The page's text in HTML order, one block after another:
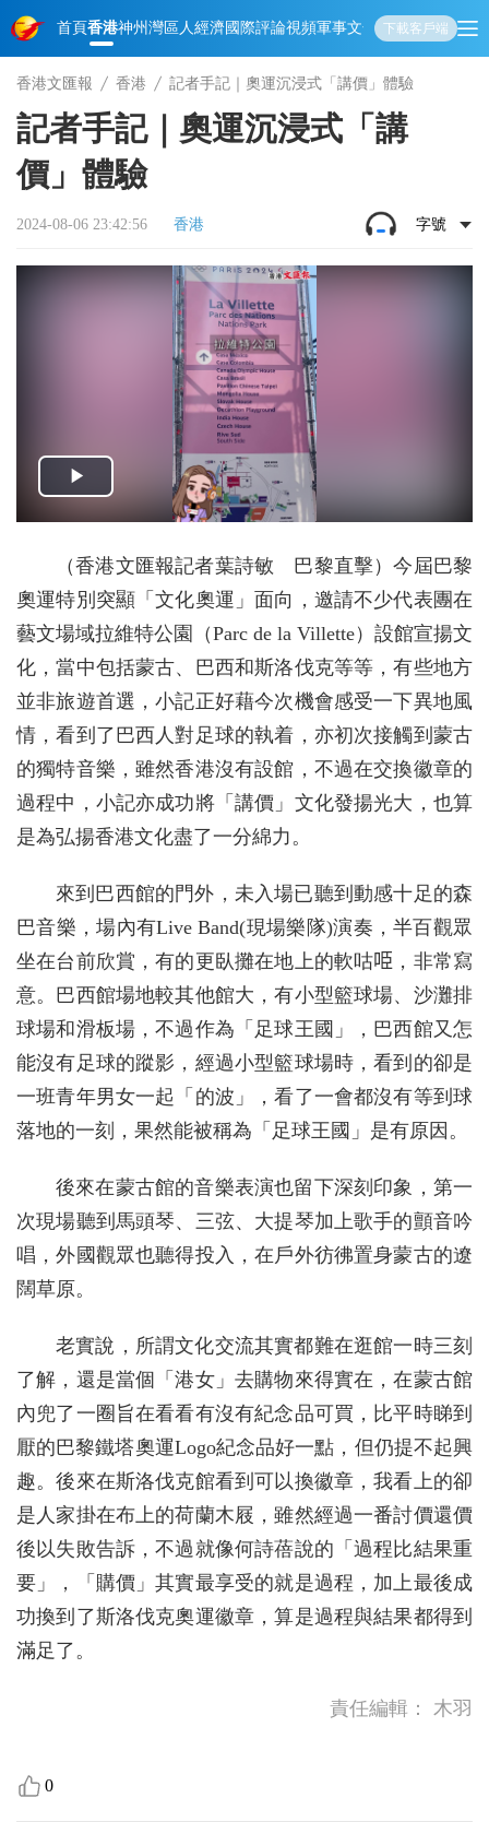
首頁香港神州 灣區人經濟國際評論視頻軍事文化 娛樂生活教育體
下載客戶端
香港文匯報 香港 記者手記｜奧運沉浸式「講價」體驗
記者手記｜奧運沉浸式「講
價」體驗
2024-08-06 23:42:56 香港 字號
（香港文匯報記者葉詩敏 巴黎直擊）今屆巴黎
奧運特別突顯「文化奧運」面向，邀請不少代表團在
藝文場域拉維特公園（Parc de la Villette）設館宣揚文
化，當中包括蒙古、巴西和斯洛伐克等等，有些地方
並非旅遊首選，小記正好藉今次機會感受一下異地風
情，看到了巴西人對足球的執着，亦初次接觸到蒙古
的獨特音樂，雖然香港沒有設館，不過在交換徽章的
過程中，小記亦成功將「講價」文化發揚光大，也算
是為弘揚香港文化盡了一分綿力。
來到巴西館的門外，未入場已聽到動感十足的森
巴音樂，場內有Live Band(現場樂隊)演奏，半百觀眾
坐在台前欣賞，有的更臥攤在地上的軟咕𠱸，非常寫
意。巴西館場地較其他館大，有小型籃球場、沙灘排
球場和滑板場，不過作為「足球王國」，巴西館又怎
能沒有足球的蹤影，經過小型籃球場時，看到的卻是
一班青年男女一起「的波」，看了一會都沒有等到球
落地的一刻，果然能被稱為「足球王國」是有原因。
後來在蒙古館的音樂表演也留下深刻印象，第一
次現場聽到馬頭琴、三弦、大提琴加上歌手的顫音吟
唱，外國觀眾也聽得投入，在戶外彷彿置身蒙古的遼
闊草原。
老實說，所謂文化交流其實都難在逛館一時三刻
了解，還是當個「港女」去購物來得實在，在蒙古館
內兜了一圈旨在看看有沒有紀念品可買，比平時睇到
厭的巴黎鐵塔奧運Logo紀念品好一點，但仍提不起興
趣。後來在斯洛伐克館看到可以換徽章，我看上的卻
是人家掛在布上的荷蘭木屐，雖然經過一番討價還價
後以失敗告訴，不過就像何詩蓓說的「過程比結果重
要」，「購價」其實最享受的就是過程，加上最後成
功換到了斯洛伐克奧運徽章，算是過程與結果都得到
滿足了。
責任編輯： 木羽
0